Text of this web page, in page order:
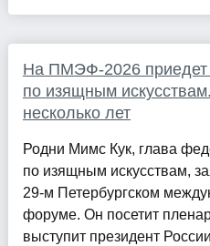
На ПМЭФ-2026
по изящным
несколько лет
Родни Мимс Кук, глава
по изящным искусствам,
29-м Петербургском
форуме. Он посетит
выступит президент